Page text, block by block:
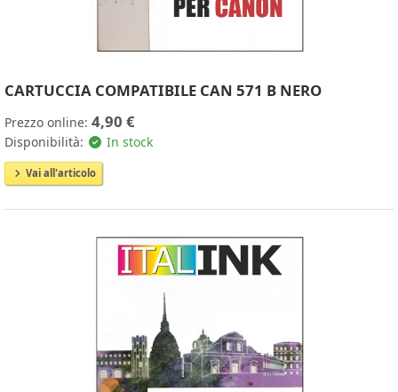
CARTUCCIA COMPATIBILE CAN 571 B NERO
Prezzo online: 4,90 €
Disponibilità: In stock
Vai all'articolo